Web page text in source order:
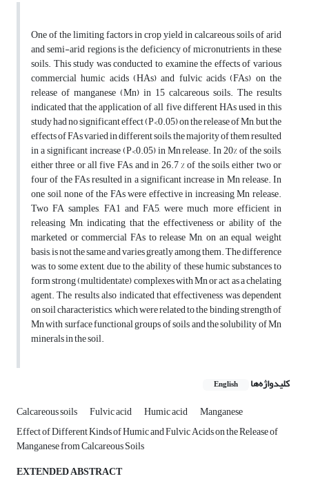
One of the limiting factors in crop yield in calcareous soils of arid
and semi-arid regions is the deficiency of micronutrients in these
soils. This study was conducted to examine the effects of various
commercial humic acids (HAs) and fulvic acids (FAs) on the
release of manganese (Mn) in 15 calcareous soils. The results
indicated that the application of all five different HAs used in this
study had no significant effect (P<0.05) on the release of Mn, but the
effects of FAs varied in different soils, the majority of them resulted
in a significant increase (P<0.05) in Mn release. In 20% of the soils,
either three or all five FAs, and in 26.7 % of the soils, either two or
four of the FAs resulted in a significant increase in Mn release. In
one soil, none of the FAs were effective in increasing Mn release.
Two FA samples, FA1 and FA5, were much more efficient in
releasing Mn, indicating that the effectiveness or ability of the
marketed or commercial FAs to release Mn, on an equal weight
basis, is not the same and varies greatly among them. The difference
was, to some extent, due to the ability of these humic substances to
form strong (multidentate) complexes with Mn or act as a chelating
agent. The results also indicated that effectiveness was dependent
on soil characteristics, which were related to the binding strength of
Mn with surface functional groups of soils and the solubility of Mn
minerals in the soil.
کلیدواژه‌ها English
Calcareous soils Fulvic acid Humic acid
Manganese
Effect of Different Kinds of Humic and Fulvic Acids on the Release of
Manganese from Calcareous Soils
EXTENDED ABSTRACT